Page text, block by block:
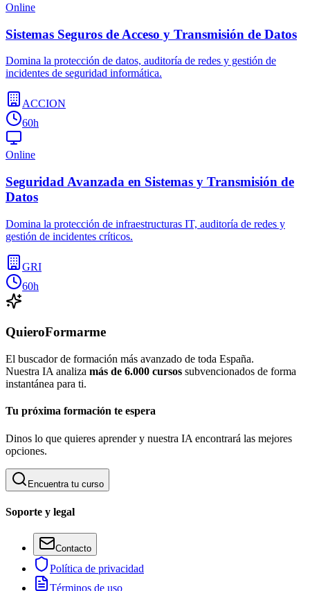
Online
Sistemas Seguros de Acceso y Transmisión de Datos
Domina la protección de datos, auditoría de redes y gestión de
incidentes de seguridad informática.
ACCION
60h
Online
Seguridad Avanzada en Sistemas y Transmisión de
Datos
Domina la protección de infraestructuras IT, auditoría de redes y
gestión de incidentes críticos.
GRI
60h
QuieroFormarme
El buscador de formación más avanzado de toda España.
Nuestra IA analiza más de 6.000 cursos subvencionados de forma
instantánea para ti.
Tu próxima formación te espera
Dinos lo que quieres aprender y nuestra IA encontrará las mejores
opciones.
Encuentra tu curso
Soporte y legal
Contacto
Política de privacidad
Términos de uso